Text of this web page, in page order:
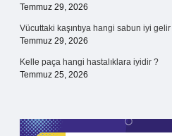
Temmuz 29, 2026
Vücuttaki kaşıntıya hangi sabun iyi
Temmuz 29, 2026
Kelle paça hangi hastalıklara iyidir ?
Temmuz 25, 2026